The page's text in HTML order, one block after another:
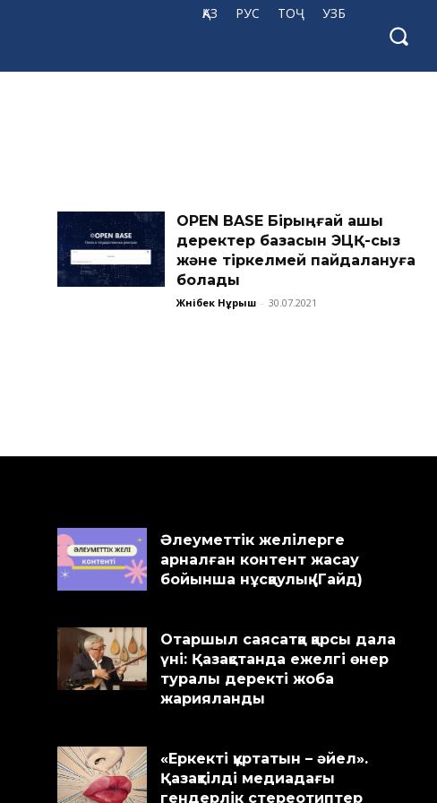
ҚАЗ РУС ТОҶ УЗБ
OPEN BASE Бірыңғай ашық
деректер базасын ЭЦҚ-сыз
және тіркелмей пайдалануға
болады
Жәнібек Нұрыш - 30.07.2021
Әлеуметтік желілерге
арналған контент жасау
бойынша нұсқаулық (Гайд)
Отаршыл саясатқа қарсы дала
үні: Қазақстанда ежелгі өнер
туралы деректі жоба
жарияланды
«Еркекті құртатын – әйел».
Қазақтілді медиадағы
гендерлік стереотиптер